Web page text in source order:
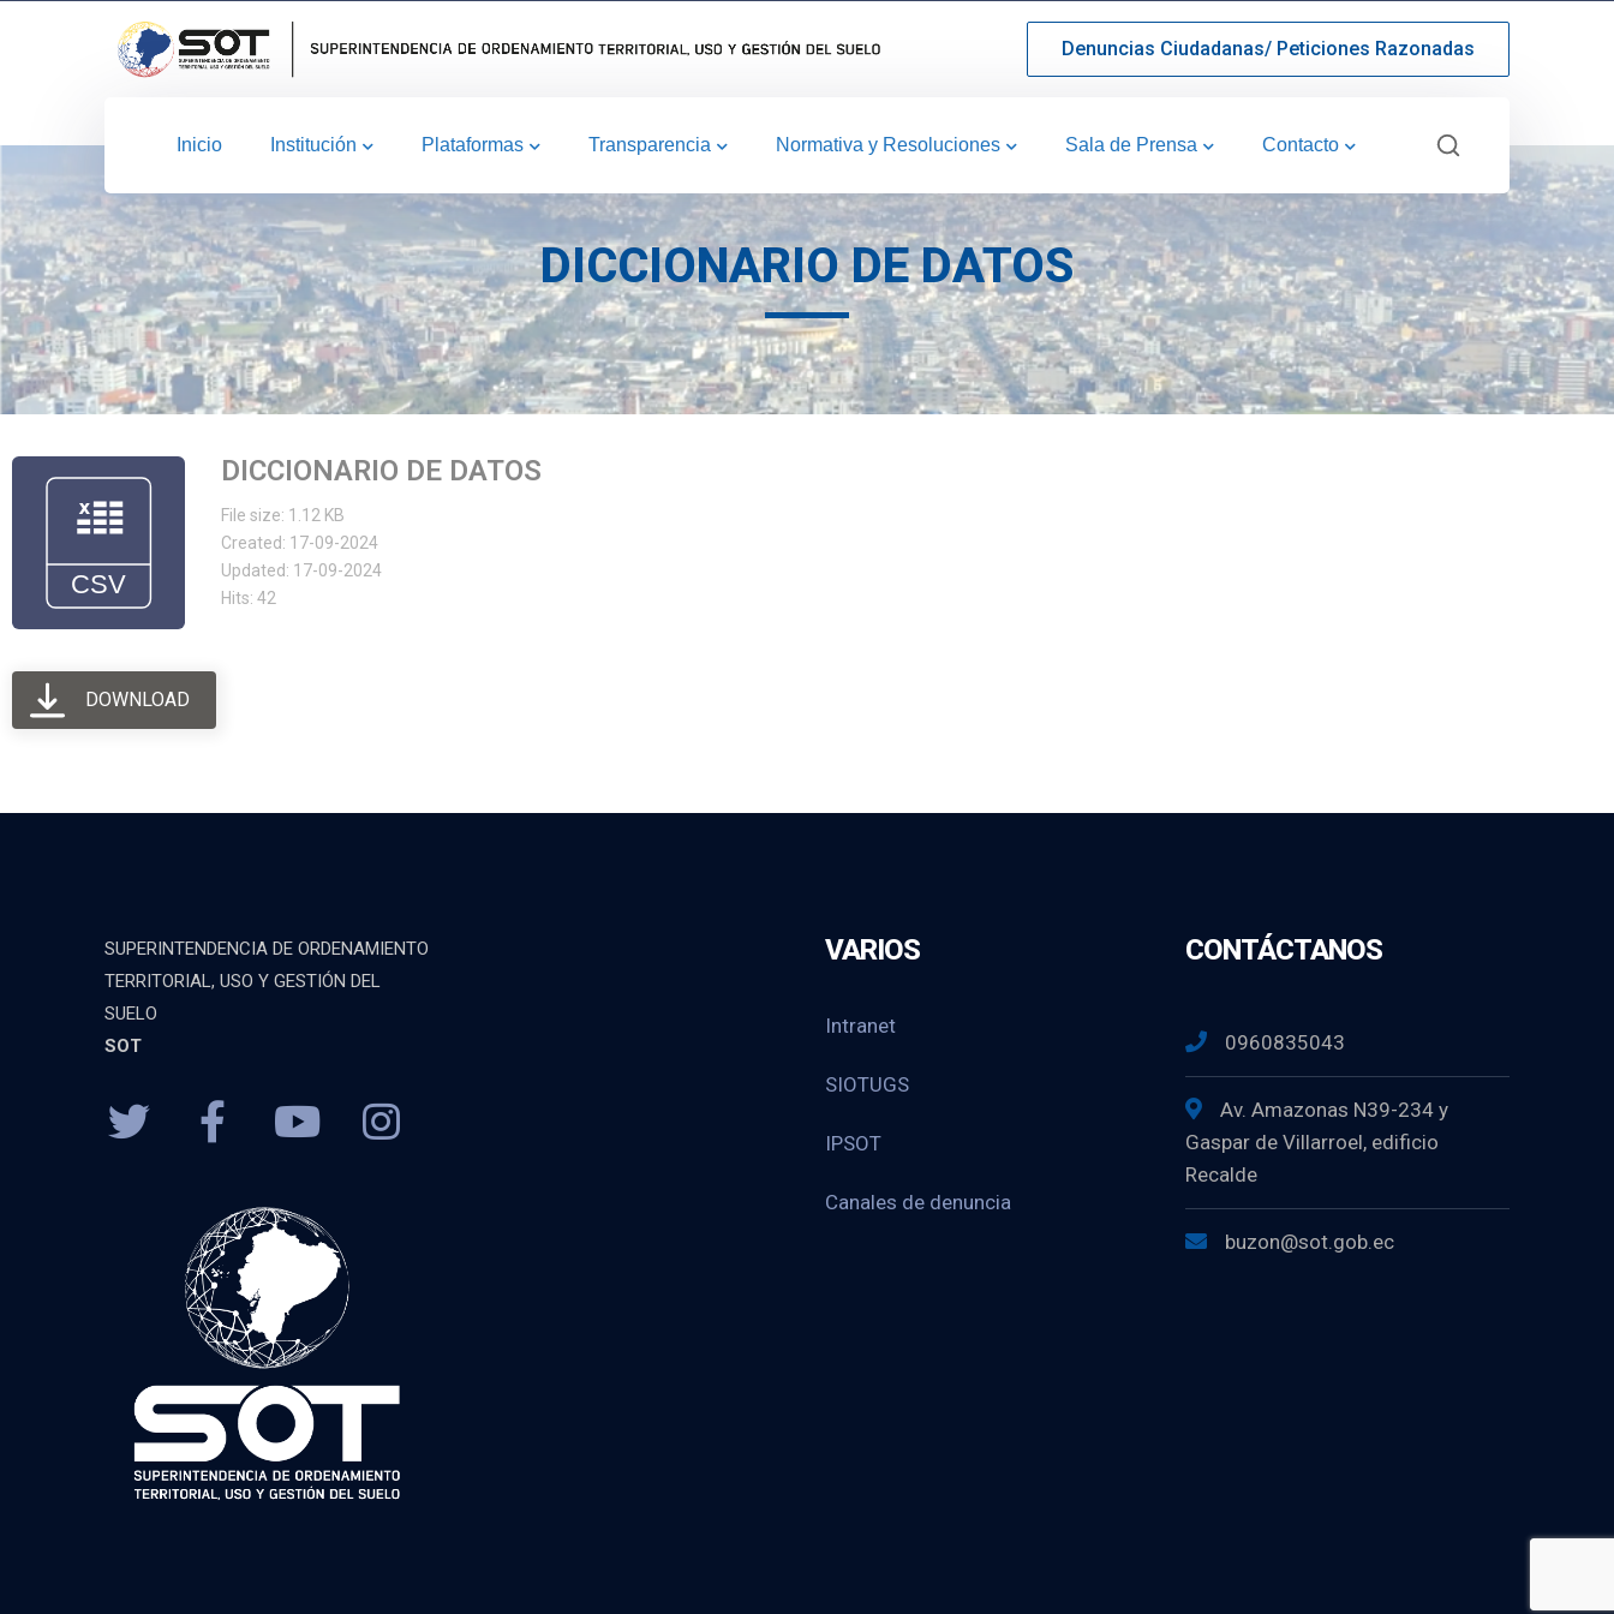
Denuncias Ciudadanas/ Peticiones Razonadas
Inicio Institución Plataformas Transparencia Normativa y Resoluciones Sala de Prensa Contacto
DICCIONARIO DE DATOS
DICCIONARIO DE DATOS
File size: 1.12 KB
Created: 17-09-2024
Updated: 17-09-2024
Hits: 42
DOWNLOAD
SUPERINTENDENCIA DE ORDENAMIENTO
TERRITORIAL, USO Y GESTIÓN DEL
SUELO
SOT
VARIOS
Intranet
SIOTUGS
IPSOT
Canales de denuncia
CONTÁCTANOS
0960835043
Av. Amazonas N39-234 y
Gaspar de Villarroel, edificio
Recalde
buzon@sot.gob.ec